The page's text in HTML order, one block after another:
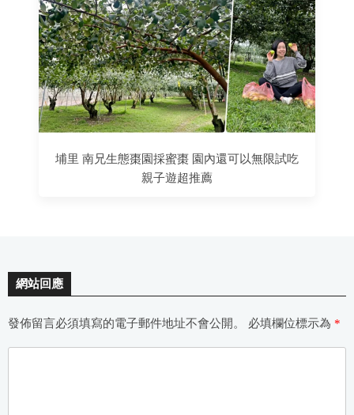
埔里 南兄生態棗園採蜜棗 園內還可以無限試吃
親子遊超推薦
網站回應
發佈留言必須填寫的電子郵件地址不會公開。 必填欄位標示為 *